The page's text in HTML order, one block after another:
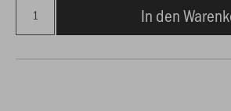
In den